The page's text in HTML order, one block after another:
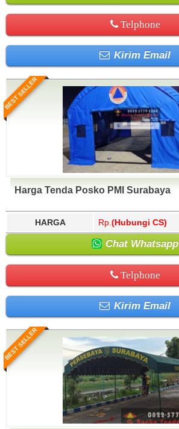
Telphone
Kirim Email
BEST SELLER
Harga Tenda Posko PMI Surabaya
HARGA Rp. (Hubungi CS)
Chat Whatsapp
Telphone
Kirim Email
BEST SELLER